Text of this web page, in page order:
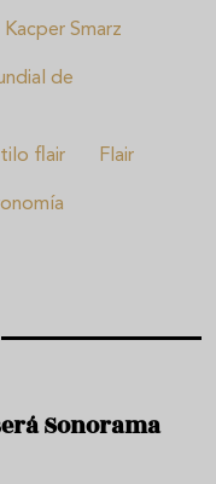
Kacper Smarz
de
flair Flair
Sonorama